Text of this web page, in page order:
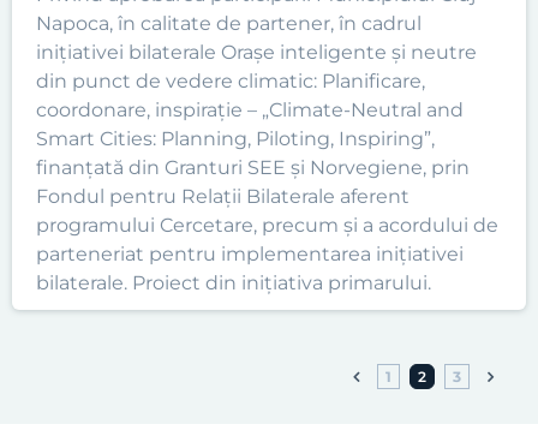
Napoca, în calitate de partener, în cadrul
inițiativei bilaterale Orașe inteligente și neutre
din punct de vedere climatic: Planificare,
coordonare, inspirație – „Climate-Neutral and
Smart Cities: Planning, Piloting, Inspiring”,
finanțată din Granturi SEE și Norvegiene, prin
Fondul pentru Relații Bilaterale aferent
programului Cercetare, precum și a acordului de
parteneriat pentru implementarea inițiativei
bilaterale. Proiect din inițiativa primarului.
1 2 3